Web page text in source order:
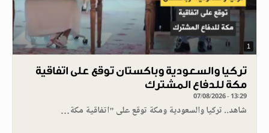
1
تركيا والسعودية وباكستان توقع على اتفاقية
مكة للدفاع المشترك
07/08/2026 - 13:29
شاهد.. تركيا والسعودية ومكة توقع على "اتفاقية مكة…